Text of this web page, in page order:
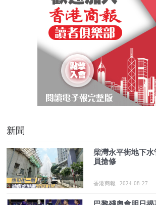
新聞
柴灣永平街地下
員搶修
香港商報 2024-08-27